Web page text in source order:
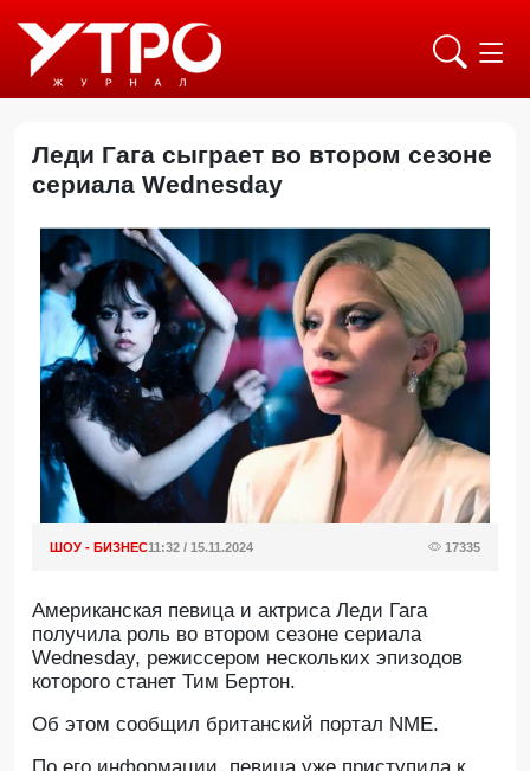
Леди Гага сыграет во втором сезоне
сериала Wednesday
ШОУ - БИЗНЕС11:32 / 15.11.2024 17335
Американская певица и актриса Леди Гага
получила роль во втором сезоне сериала
Wednesday, режиссером нескольких эпизодов
которого станет Тим Бертон.
Об этом сообщил британский портал NME.